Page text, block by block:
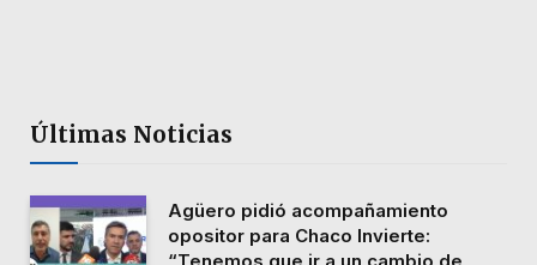
Últimas Noticias
Agüero pidió acompañamiento
opositor para Chaco Invierte: